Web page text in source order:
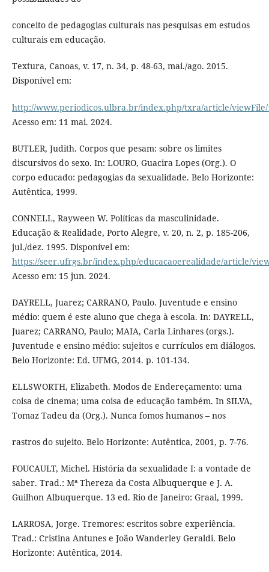
conceito de pedagogias culturais nas pesquisas em estudos
culturais em educação.
Textura, Canoas, v. 17, n. 34, p. 48-63, mai./ago. 2015.
Disponível em:
http://www.periodicos.ulbra.br/index.php/txra/article/viewFile/
Acesso em: 11 mai. 2024.
BUTLER, Judith. Corpos que pesam: sobre os limites
discursivos do sexo. In: LOURO, Guacira Lopes (Org.). O
corpo educado: pedagogias da sexualidade. Belo Horizonte:
Autêntica, 1999.
CONNELL, Rayween W. Políticas da masculinidade.
Educação & Realidade, Porto Alegre, v. 20, n. 2, p. 185-206,
jul./dez. 1995. Disponível em:
https://seer.ufrgs.br/index.php/educacaoerealidade/article/
Acesso em: 15 jun. 2024.
DAYRELL, Juarez; CARRANO, Paulo. Juventude e ensino
médio: quem é este aluno que chega à escola. In: DAYRELL,
Juarez; CARRANO, Paulo; MAIA, Carla Linhares (orgs.).
Juventude e ensino médio: sujeitos e currículos em diálogos.
Belo Horizonte: Ed. UFMG, 2014. p. 101-134.
ELLSWORTH, Elizabeth. Modos de Endereçamento: uma
coisa de cinema; uma coisa de educação também. In SILVA,
Tomaz Tadeu da (Org.). Nunca fomos humanos – nos
rastros do sujeito. Belo Horizonte: Autêntica, 2001, p. 7-76.
FOUCAULT, Michel. História da sexualidade I: a vontade de
saber. Trad.: Mª Thereza da Costa Albuquerque e J. A.
Guilhon Albuquerque. 13 ed. Rio de Janeiro: Graal, 1999.
LARROSA, Jorge. Tremores: escritos sobre experiência.
Trad.: Cristina Antunes e João Wanderley Geraldi. Belo
Horizonte: Autêntica, 2014.